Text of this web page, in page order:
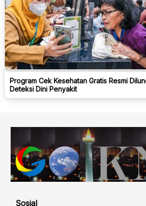
Program Cek Kesehatan Gratis Resmi
Deteksi Dini Penyakit
Sosial